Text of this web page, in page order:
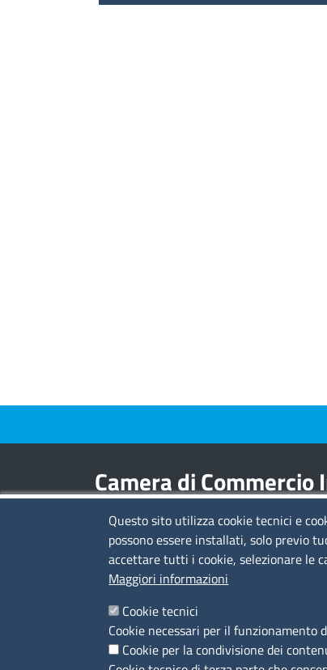
Camera di
Contatti
sede legale:viale L.C. Farini 14 - 48121
sede territoriale:via Borgoleoni 11 - 44121
Ferrara
C.F. e Partita Iva:02608840399
Codice IPA:UFAV18
Tel. 0544/481.311 - 0532/783.711
Questo sito utilizza cookie tecnici e
possono essere installati, solo previo
accettare tutti i cookie, selezionare le
Maggiori informazioni
Cookie tecnici
Cookie necessari per il
Cookie per la condivisione dei